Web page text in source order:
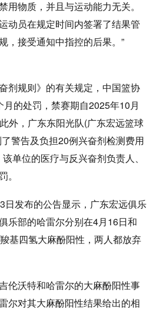
用物质，并且与运动能力无关。
动员在规定时间内签署了结果管
，接受通知中指控的后果。”
剂规则》的有关规定，中国篮协
的处罚，禁赛期自2025年10月
外，广东东阳光队(广东宏远篮球
警告及负担20例兴奋剂检测费用
单位的医疗与反兴奋剂负责人、
日发布的公告显示，广东宏远俱乐
乐部的哈雷尔分别在4月16日和
基四氢大麻酚阳性，两人都放弃
伦沃特和哈雷尔的大麻酚阳性事
尔对其大麻酚阳性结果给出的相